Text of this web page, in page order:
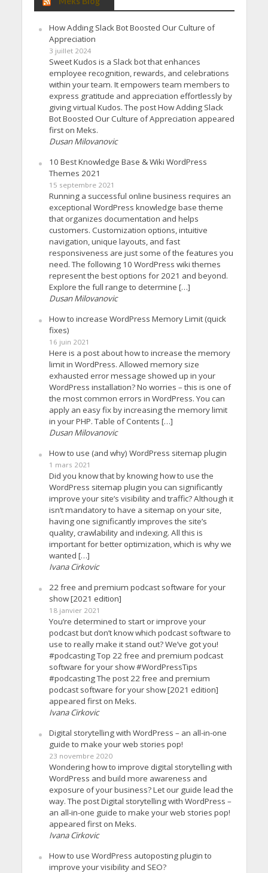
How Adding Slack Bot Boosted Our Culture of
Appreciation
3 juillet 2024
Sweet Kudos is a Slack bot that enhances
employee recognition, rewards, and celebrations
within your team. It empowers team members to
express gratitude and appreciation effortlessly by
giving virtual Kudos. The post How Adding Slack
Bot Boosted Our Culture of Appreciation appeared
first on Meks.
Dusan Milovanovic
10 Best Knowledge Base & Wiki WordPress
Themes 2021
15 septembre 2021
Running a successful online business requires an
exceptional WordPress knowledge base theme
that organizes documentation and helps
customers. Customization options, intuitive
navigation, unique layouts, and fast
responsiveness are just some of the features you
need. The following 10 WordPress wiki themes
represent the best options for 2021 and beyond.
Explore the full range to determine […]
Dusan Milovanovic
How to increase WordPress Memory Limit (quick
fixes)
16 juin 2021
Here is a post about how to increase the memory
limit in WordPress. Allowed memory size
exhausted error message showed up in your
WordPress installation? No worries – this is one of
the most common errors in WordPress. You can
apply an easy fix by increasing the memory limit
in your PHP. Table of Contents […]
Dusan Milovanovic
How to use (and why) WordPress sitemap plugin
1 mars 2021
Did you know that by knowing how to use the
WordPress sitemap plugin you can significantly
improve your site’s visibility and traffic? Although it
isn’t mandatory to have a sitemap on your site,
having one significantly improves the site’s
quality, crawlability and indexing. All this is
important for better optimization, which is why we
wanted […]
Ivana Cirkovic
22 free and premium podcast software for your
show [2021 edition]
18 janvier 2021
You’re determined to start or improve your
podcast but don’t know which podcast software to
use to really make it stand out? We’ve got you!
#podcasting Top 22 free and premium podcast
software for your show #WordPressTips
#podcasting The post 22 free and premium
podcast software for your show [2021 edition]
appeared first on Meks.
Ivana Cirkovic
Digital storytelling with WordPress – an all-in-one
guide to make your web stories pop!
23 novembre 2020
Wondering how to improve digital storytelling with
WordPress and build more awareness and
exposure of your business? Let our guide lead the
way. The post Digital storytelling with WordPress –
an all-in-one guide to make your web stories pop!
appeared first on Meks.
Ivana Cirkovic
How to use WordPress autoposting plugin to
improve your visibility and SEO?